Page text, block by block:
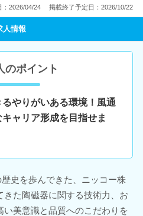
：2026/04/24 掲載終了予定日：2026/10/22
人情報
のポイント
やりがいある環境！風通
ャリア形成を目指せま
史を歩んできた、ニッコー株
た陶磁器に関する技術力、お
い美意識と品質へのこだわりを